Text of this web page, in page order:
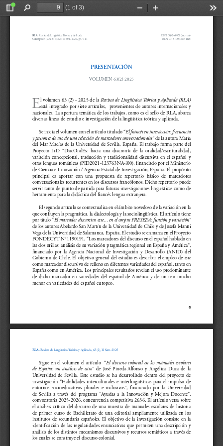
Toggle
Find
(1 of 3)
Zoom
9
ISSN 0033-698X (impresa)
ISSN 0718-4883 (on-line)
RLA . Revista de Lingüística Teórica y Aplicada
Concepción (Chile), 63 (2), II Sem. 2025, pp. 9-11.
PRESENTACIÓN
VOLUMEN 63(2) 2025
El volumen 63 (2) - 2025 de la Revista de Lingüística Teórica y Aplicada (RLA)
está integrado por siete artículos,  provenientes de autores internacionales y
nacionales. La apertura temática de los trabajos, como es el sello de RLA, abarca
diversas líneas de estudio e investigación de la lingüística teórica y aplicada.
Se inicia el volumen con el artículo titulado “El francés en interacción: frecuencia
y patrones de uso de una selección de marcadores conversacionales” de la autora María
del Mar Macías de la Universidad de Sevilla, España. El trabajo forma parte del
Proyecto  I+D  “DiacOralEs:  hacia  una  diacronía  de  la  oralidad/escrituralidad,
variación  concepcional,  traducción  y  tradicionalidad  discursiva  en  el  español  y
otras lenguas románicas (PID2021-123763NA-i00), financiado por el Ministerio
de Ciencia e Innovación / Agencia Estatal de Investigación, España. El propósito
principal  es  aportar  con  una  propuesta  de  repertorio  básico  de  marcadores
conversacionales recurrentes en los discursos francófonos. Dicho repertorio puede
servir tanto de punto de partida para futuras investigaciones lingüísticas como de
herramienta para la didáctica del francés lengua extranjera.
El segundo artículo se contextualiza en el ámbito novedoso de la variación en la
que confluyen la pragmática, la dialectología y la sociolingüística. El artículo tiene
por título “El marcador discursivo este...en el corpus PRESEEA: función y variación”
de los autores Abelardo San Martín de la Universidad de Chile y de Josefa Manni
Vega de la Universidad de Salamanca, España. El estudio se enmarca en el Proyecto
FONDECYT N°1190191, “Los marcadores del discurso en el español hablado en
las dos orillas: análisis de su variación pragmática regional en España y América”,
financiado  por  la  Agencia  Nacional  de  Investigación  y  Desarrollo  (ANID)  del
Gobierno de Chile. El objetivo general del estudio es describir el empleo de este
como marcador discursivo de relleno en diferentes variedades del español, tanto en
España como en América. Los principales resultados revelan el uso predominante
de  dicho  marcador  en  variedades  del  español  de  América  y  de  un  uso  mucho
menor en variedades del español europeo.
RLA.
Revista de Lingüística Teórica y Aplicada, 63 (2), II Sem. 2025
Sigue en el volumen el artículo  “El discurso colonial en los manuales escolares
de  España:  un  análisis  de  caso”  de  José  Pineda-Alfonso  y  Angélica  Duca  de  la
Universidad  de  Sevilla.  Este  estudio  se  ha  desarrollado  dentro  del  proyecto  de
investigación  “Habilidades  interculturales  e  interlingüísticas  para  el  impulso  de
entornos  socioeducativos  plurales  e  inclusivos”,  financiado  por  la  Universidad
de  Sevilla  a  través  del  programa  “Ayudas  a  la  Innovación  y  Mejora  Docente”,
convocatoria 2025-2026, concurrencia competitiva 2636. El artículo versa sobre
el  análisis  crítico  del  discurso  de  una  muestra  de  manuales  escolares  de  historia
de  primer  curso  de  Bachillerato  de  una  editorial  ampliamente  utilizada  en  los
institutos  de  secundaria  españoles.  El  objetivo  de  la  investigación  consiste  en  la
identificación  de  las  regularidades  enunciativas  que  permiten  una  descripción  y
análisis de los distintos mecanismos discursivos y recursos semióticos a través de
los cuales se construye el discurso colonial.